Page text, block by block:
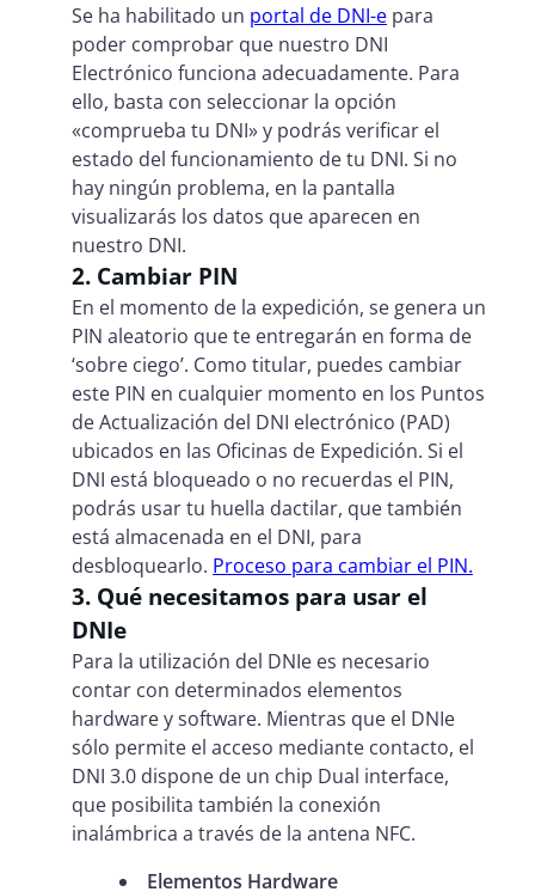
Se ha habilitado un portal de DNI-e para
poder comprobar que nuestro DNI
Electrónico funciona adecuadamente. Para
ello, basta con seleccionar la opción
«comprueba tu DNI» y podrás verificar el
estado del funcionamiento de tu DNI. Si no
hay ningún problema, en la pantalla
visualizarás los datos que aparecen en
nuestro DNI.
2. Cambiar PIN
En el momento de la expedición, se genera un
PIN aleatorio que te entregarán en forma de
‘sobre ciego’. Como titular, puedes cambiar
este PIN en cualquier momento en los Puntos
de Actualización del DNI electrónico (PAD)
ubicados en las Oficinas de Expedición. Si el
DNI está bloqueado o no recuerdas el PIN,
podrás usar tu huella dactilar, que también
está almacenada en el DNI, para
desbloquearlo. Proceso para cambiar el PIN.
3. Qué necesitamos para usar el
DNIe
Para la utilización del DNIe es necesario
contar con determinados elementos
hardware y software. Mientras que el DNIe
sólo permite el acceso mediante contacto, el
DNI 3.0 dispone de un chip Dual interface,
que posibilita también la conexión
inalámbrica a través de la antena NFC.
Elementos Hardware